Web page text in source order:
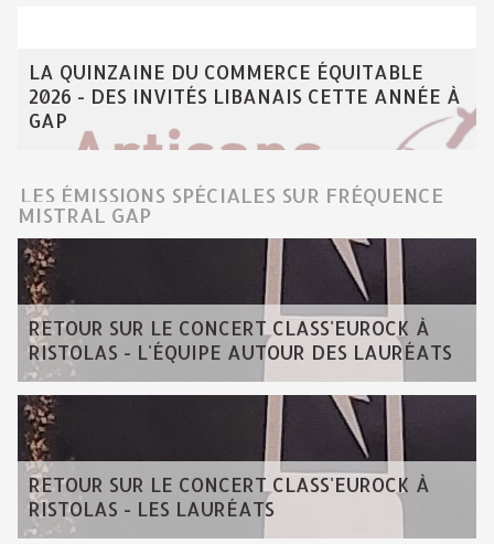
LA QUINZAINE DU COMMERCE ÉQUITABLE
2026 - DES INVITÉS LIBANAIS CETTE ANNÉE À
GAP
LES ÉMISSIONS SPÉCIALES SUR FRÉQUENCE
MISTRAL GAP
RETOUR SUR LE CONCERT CLASS'EUROCK À
RISTOLAS - L'ÉQUIPE AUTOUR DES LAURÉATS
RETOUR SUR LE CONCERT CLASS'EUROCK À
RISTOLAS - LES LAURÉATS